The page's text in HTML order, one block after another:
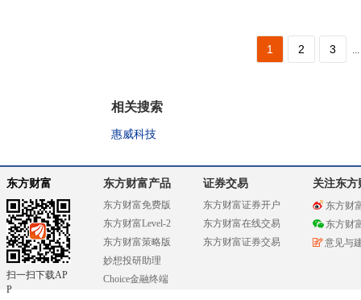
1 2 3 ...
相关搜索
惠威科技
东方财富
扫一扫下载AP
P
东方财富产品
东方财富免费版
东方财富Level-2
东方财富策略版
妙想投研助理
Choice金融终端
证券交易
东方财富证券开户
东方财富在线交易
东方财富证券交易
关注东方
东方财
东方财
意见与